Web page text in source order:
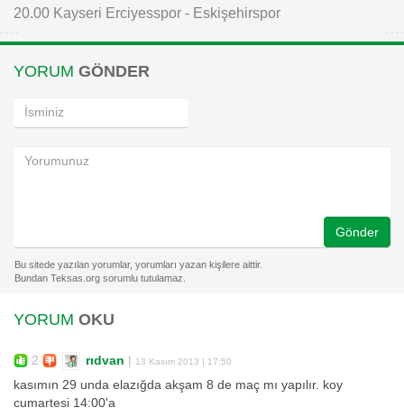
20.00 Kayseri Erciyesspor - Eskişehirspor
YORUM GÖNDER
Gönder
YORUM OKU
2 rıdvan | 13 Kasım 2013 | 17:50
kasımın 29 unda elazığda akşam 8 de maç mı yapılır. koy
cumartesi 14:00'a